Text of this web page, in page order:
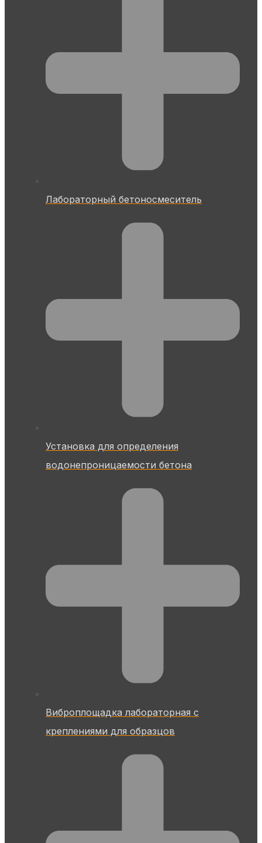
Лабораторный бетоносмеситель
Установка для определения
водонепроницаемости бетона
Виброплощадка лабораторная с
креплениями для образцов